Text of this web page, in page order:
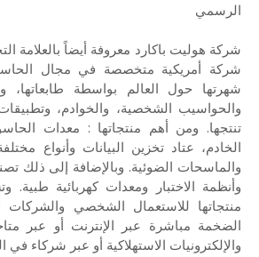
الرسمي
شركة أمريكية متخصصة في مجال
شهرتها حول العالم بواسطة طابعاتها،
والحواسيب الشخصية، والخوادم،
تنتجها. ومن أهم منتجاتها : معدات
الخادم، عتاد تخزين البيانات وأنواع
والماسحات الضوئية. وبالإضافة إلى ذلك
وأنظمة الاختبار ومعدات كهربائية
منتجاتها للاستعمال الشخصي
الضخمة مباشرة عبر الإنترنت أو عبر
والإلكترونيات الاستهلاكية أو عبر شركاء في